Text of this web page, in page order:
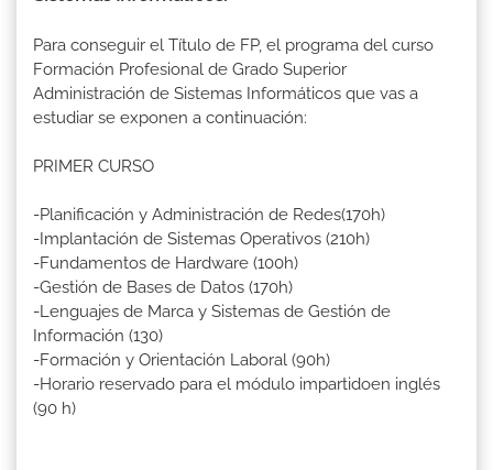
Para conseguir el Título de FP, el programa del curso
Formación Profesional de Grado Superior
Administración de Sistemas Informáticos que vas a
estudiar se exponen a continuación:
PRIMER CURSO
-Planificación y Administración de Redes(170h)
-Implantación de Sistemas Operativos (210h)
-Fundamentos de Hardware (100h)
-Gestión de Bases de Datos (170h)
-Lenguajes de Marca y Sistemas de Gestión de
Información (130)
-Formación y Orientación Laboral (90h)
-Horario reservado para el módulo impartidoen inglés
(90 h)